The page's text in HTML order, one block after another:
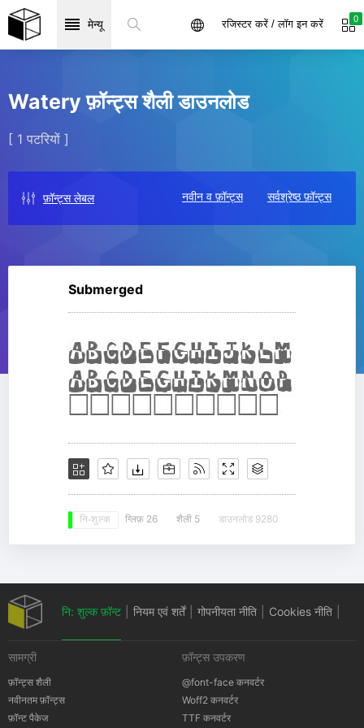
मेन्यू 0
रजिस्टर करें / लॉग इन करें
Watery फ़ॉन्ट्स शैली डाउनलोड
[ 1 पटरियों ]
फ़ॉन्ट्स लेबल नवीन व फ़ॉन्ट्स सर्वश्रेष्ठ फ़ॉन्ट्स
Submerged
नि: शुल्क ग्लिफ़ 26 शैली 5 डाउनलोड 9280
नि: शुल्क फ़ॉन्ट नियम एवं शर्तें गोपनीयता नीति Cookies नीति
सामग्री
फ़ॉन्ट्स शैली
नवीनतम फ़ॉन्ट्स
फ़ॉन्ट पैकेज
फ़ॉन्ट्स उपकरण
@font-face कनवर्टर
Woff2 कनवर्टर
TTF कनवर्टर